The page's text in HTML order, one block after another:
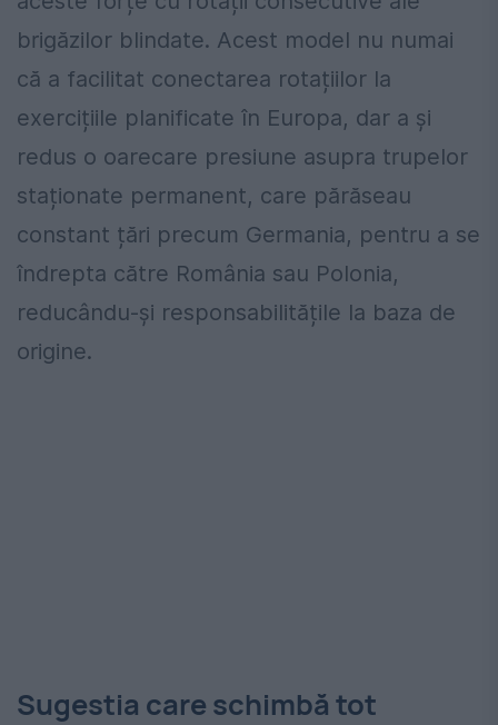
brigăzilor blindate. Acest model nu numai
că a facilitat conectarea rotațiilor la
exercițiile planificate în Europa, dar a și
redus o oarecare presiune asupra trupelor
staționate permanent, care părăseau
constant țări precum Germania, pentru a se
îndrepta către România sau Polonia,
reducându-și responsabilitățile la baza de
origine.
Sugestia care schimbă tot